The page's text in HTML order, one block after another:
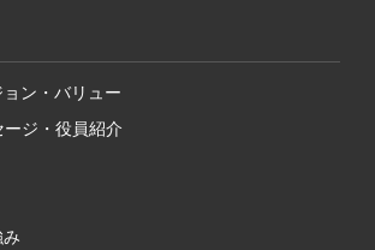
ン・バリュー
ジ・役員紹介